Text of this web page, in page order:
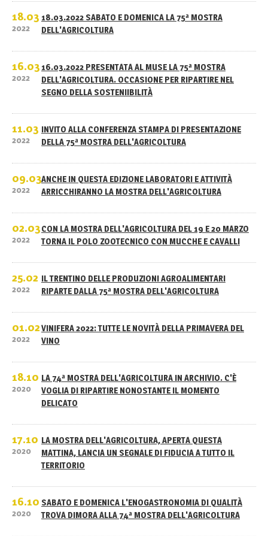
18.03
2022
18.03.2022 SABATO E DOMENICA LA 75ª MOSTRA
DELL'AGRICOLTURA
16.03
2022
16.03.2022 PRESENTATA AL MUSE LA 75ª MOSTRA
DELL'AGRICOLTURA. OCCASIONE PER RIPARTIRE NEL
SEGNO DELLA SOSTENIIBILITÀ
11.03
2022
INVITO ALLA CONFERENZA STAMPA DI PRESENTAZIONE
DELLA 75ª MOSTRA DELL'AGRICOLTURA
09.03
2022
ANCHE IN QUESTA EDIZIONE LABORATORI E ATTIVITÀ
ARRICCHIRANNO LA MOSTRA DELL'AGRICOLTURA
02.03
2022
CON LA MOSTRA DELL'AGRICOLTURA DEL 19 E 20 MARZO
TORNA IL POLO ZOOTECNICO CON MUCCHE E CAVALLI
25.02
2022
IL TRENTINO DELLE PRODUZIONI AGROALIMENTARI
RIPARTE DALLA 75ª MOSTRA DELL'AGRICOLTURA
01.02
2022
VINIFERA 2022: TUTTE LE NOVITÀ DELLA PRIMAVERA DEL
VINO
18.10
2020
LA 74ª MOSTRA DELL'AGRICOLTURA IN ARCHIVIO. C'È
VOGLIA DI RIPARTIRE NONOSTANTE IL MOMENTO
DELICATO
17.10
2020
LA MOSTRA DELL'AGRICOLTURA, APERTA QUESTA
MATTINA, LANCIA UN SEGNALE DI FIDUCIA A TUTTO IL
TERRITORIO
16.10
2020
SABATO E DOMENICA L'ENOGASTRONOMIA DI QUALITÀ
TROVA DIMORA ALLA 74ª MOSTRA DELL'AGRICOLTURA